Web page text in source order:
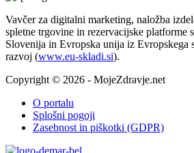
Vavčer za digitalni marketing, naložba
spletne trgovine in rezervacijske platforme
Slovenija in Evropska unija iz Evropskega
razvoj (www.eu-skladi.si).
Copyright © 2026 - MojeZdravje.net
O portalu
Splošni pogoji
Zasebnost in piškotki (GDPR)